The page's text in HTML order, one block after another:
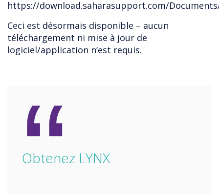
https://download.saharasupport.com/Documents/
Ceci est désormais disponible – aucun
téléchargement ni mise à jour de
logiciel/application n’est requis.
“
Obtenez LYNX